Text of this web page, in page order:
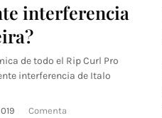
interferencia
de todo el Rip Curl Pro
interferencia de Italo
Comenta